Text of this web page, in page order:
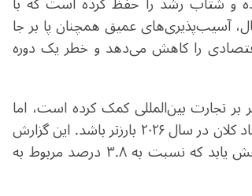
آسیب‌پذیری‌های عمیق همچنان پا بر جا
را کاهش می‌دهد و خطر یک دوره
تجارت بین‌المللی کمک کرده است، اما
انتظار می‌رود اثرات ترکیبی تعرفه‌های بالاتر و افزایش عدم قطعیت اقتصاد کلان در سال ۲۰۲۶ بارزتر باشد. این گزارش
پیش‌بینی می‌کند که رشد تجارت جهانی در سال ۲۰۲۶ به ۲.۲ درصد کاهش یابد که نسبت به ۳.۸ درصد مربوط به